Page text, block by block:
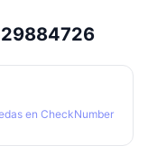
en CheckNumber